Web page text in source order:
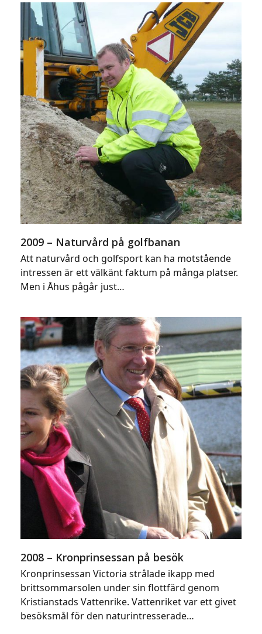
2009 – Naturvård på golfbanan
Att naturvård och golfsport kan ha motstående
intressen är ett välkänt faktum på många platser.
Men i Åhus pågår just…
2008 – Kronprinsessan på besök
Kronprinsessan Victoria strålade ikapp med
brittsommarsolen under sin flottfärd genom
Kristianstads Vattenrike. Vattenriket var ett givet
besöksmål för den naturintresserade…